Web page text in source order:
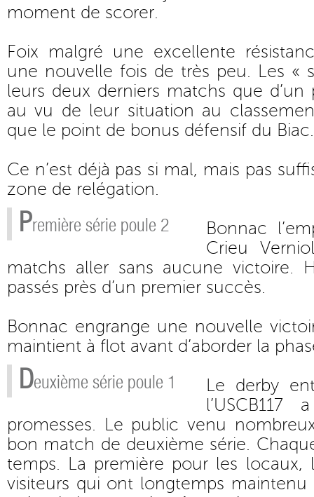
moment de scorer.
Foix malgré une excellente
une nouvelle fois de très peu. Les «
leurs deux derniers matchs que d’un
au vu de leur situation au
que le point de bonus défensif du Biac.
Ce n’est déjà pas si mal, mais pas
zone de relégation.
Première série poule 2
Bonnac
Crieu
matchs aller sans aucune victoire.
passés près d’un premier succès.
Bonnac engrange une nouvelle
maintient à flot avant d’aborder la
Deuxième série poule 1
Le derby
promesses. Le public venu
bon match de deuxième série.
temps. La première pour les locaux,
visiteurs qui ont longtemps maintenu